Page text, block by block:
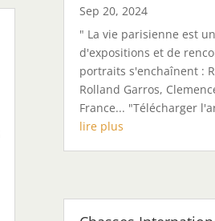
Sep 20, 2024
" La vie parisienne est
d'expositions et de
portraits s'enchaînent :
Rolland Garros,
France... "Télécharger
lire plus